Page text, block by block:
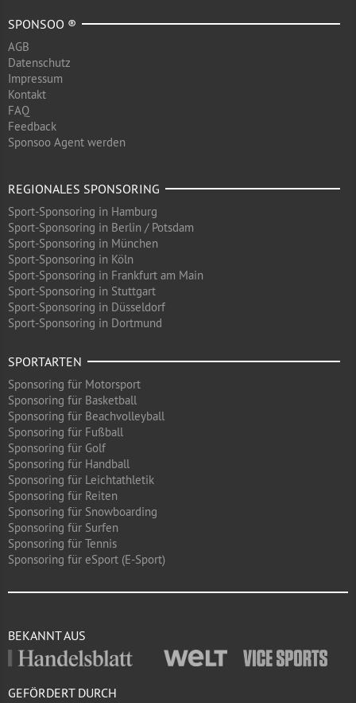
SPONSOO ®
AGB
Datenschutz
Impressum
Kontakt
FAQ
Feedback
Sponsoo Agent werden
REGIONALES SPONSORING
Sport-Sponsoring in Hamburg
Sport-Sponsoring in Berlin / Potsdam
Sport-Sponsoring in München
Sport-Sponsoring in Köln
Sport-Sponsoring in Frankfurt am Main
Sport-Sponsoring in Stuttgart
Sport-Sponsoring in Düsseldorf
Sport-Sponsoring in Dortmund
SPORTARTEN
Sponsoring für Motorsport
Sponsoring für Basketball
Sponsoring für Beachvolleyball
Sponsoring für Fußball
Sponsoring für Golf
Sponsoring für Handball
Sponsoring für Leichtathletik
Sponsoring für Reiten
Sponsoring für Snowboarding
Sponsoring für Surfen
Sponsoring für Tennis
Sponsoring für eSport (E-Sport)
BEKANNT AUS
GEFÖRDERT DURCH